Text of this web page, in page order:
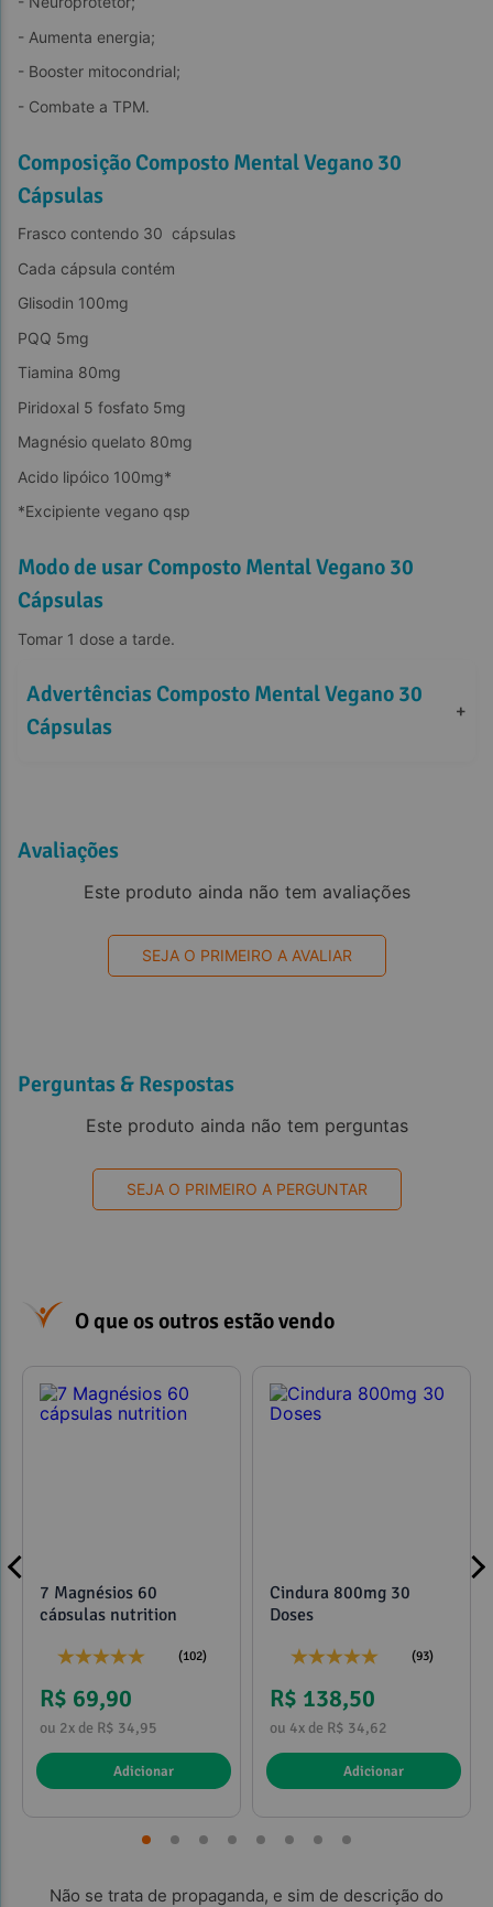
- Aumenta energia;
- Booster mitocondrial;
- Combate a TPM.
Composição Composto Mental Vegano 30
Cápsulas
Frasco contendo 30  cápsulas
Cada cápsula contém
Glisodin 100mg
PQQ 5mg
Tiamina 80mg
Piridoxal 5 fosfato 5mg
Magnésio quelato 80mg
Acido lipóico 100mg*
*Excipiente vegano qsp
Modo de usar Composto Mental Vegano 30
Cápsulas
Tomar 1 dose a tarde.
Advertências Composto Mental Vegano 30
Cápsulas
+
Avaliações
Este produto ainda não tem avaliações
SEJA O PRIMEIRO A AVALIAR
Perguntas & Respostas
Este produto ainda não tem perguntas
SEJA O PRIMEIRO A PERGUNTAR
O que os outros estão vendo
7 Magnésios 60
cápsulas nutrition
(102)
R$ 69,90
ou 2x de R$ 34,95
Adicionar
Cindura 800mg 30
Doses
(93)
R$ 138,50
ou 4x de R$ 34,62
Adicionar
Não se trata de propaganda, e sim de descrição do